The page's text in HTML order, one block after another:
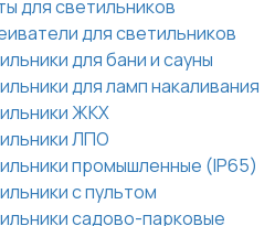
для светильников
для светильников
для бани и сауны
для ламп накаливания
ЖКХ
ЛПО
промышленные (IP65)
с пультом
садово-парковые